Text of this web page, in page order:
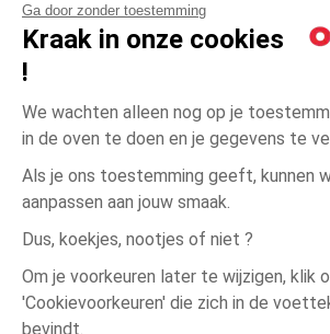
Ga door zonder toestemming
Kraak in onze cookies
!
We wachten alleen nog op je
in de oven te doen en je gegevens te
Als je ons toestemming geeft, kunnen
aanpassen aan jouw smaak.
Dus, koekjes, nootjes of niet ?
Om je voorkeuren later te wijzigen, klik
'Cookievoorkeuren' die zich in de
bevindt.
Roze Roze
31-
Algemene
Wettelijke bepalingen
Persoonsgegevens